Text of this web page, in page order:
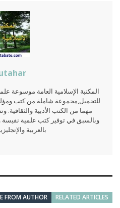
المكتبة الإسلامية العامة موسوعة
للتحميل,مجموعة شاملة من كتب
مهما من الكتب الأدبية والثقافية.
وبالسبق في توفير كتب علمية نفيسة
بالعربية
RELATED ARTICLES
FROM AUTHOR